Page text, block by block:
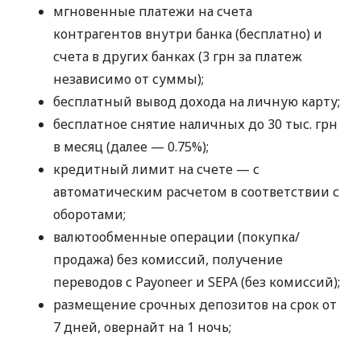
мгновенные платежи на счета
контрагентов внутри банка (бесплатно) и
счета в других банках (3 грн за платеж
независимо от суммы);
бесплатный вывод дохода на личную карту;
бесплатное снятие наличных до 30 тыс. грн
в месяц (далее — 0.75%);
кредитный лимит на счете — с
автоматическим расчетом в соответствии с
оборотами;
валютообменные операции (покупка/
продажа) без комиссий, получение
переводов с Payoneer и SEPA (без комиссий);
размещение срочных депозитов на срок от
7 дней, овернайт на 1 ночь;